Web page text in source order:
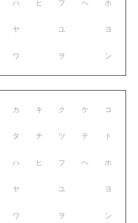
ハ ヒ フ ヘ ホ
ヤ ユ ヨ
ワ ヲ ン
カ キ ク ケ コ
タ チ ツ テ ト
ハ ヒ フ ヘ ホ
ヤ ユ ヨ
ワ ヲ ン